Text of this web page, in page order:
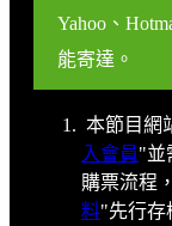
Yahoo、
能寄達。
本節目網
入會員"並
購票流程
料"先行存